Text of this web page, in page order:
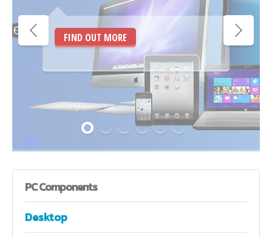
FIND OUT MORE
PCComponents
Desktop